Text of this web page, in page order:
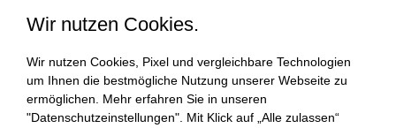
Wir nutzen Cookies.
Wir nutzen Cookies, Pixel und vergleichbare Technologien
um Ihnen die bestmögliche Nutzung unserer Webseite zu
ermöglichen. Mehr erfahren Sie in unseren
"Datenschutzeinstellungen". Mit Klick auf „Alle zulassen“